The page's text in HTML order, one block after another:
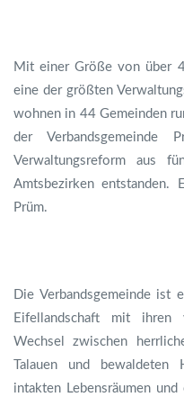
Mit einer Größe von über
eine der größten
wohnen in 44 Gemeinden
der
Verwaltungsreform aus
Amtsbezirken entstanden.
Prüm.
Die Verbandsgemeinde ist
Eifellandschaft mit ihren
Wechsel zwischen
Talauen und bewaldeten
intakten Lebensräumen